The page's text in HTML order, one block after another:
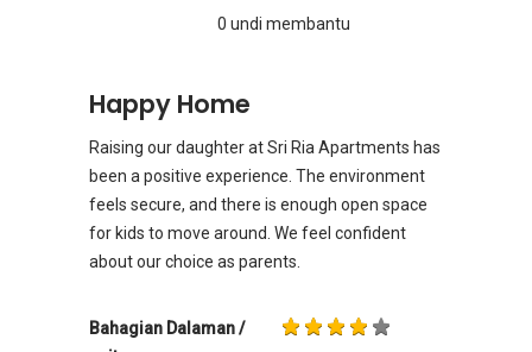
0 undi membantu
Happy Home
Raising our daughter at Sri Ria Apartments has
been a positive experience. The environment
feels secure, and there is enough open space
for kids to move around. We feel confident
about our choice as parents.
Bahagian Dalaman /